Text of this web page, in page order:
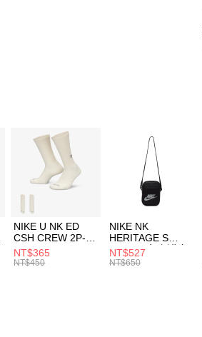
NIKE U NK ED
CSH CREW 2P-
144 EMBRDY 男
女 短統襪
NT$365
NT$450
NIKE NK
HERITAGE S
SMIT 男女 側背包
BA5871010
NT$527
NT$650